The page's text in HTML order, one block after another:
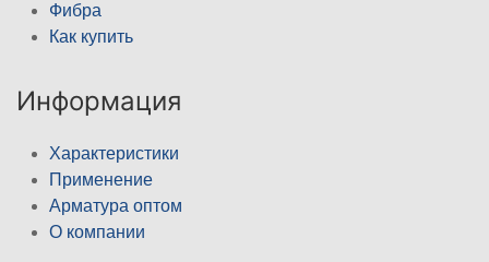
Фибра
Как купить
Информация
Характеристики
Применение
Арматура оптом
О компании